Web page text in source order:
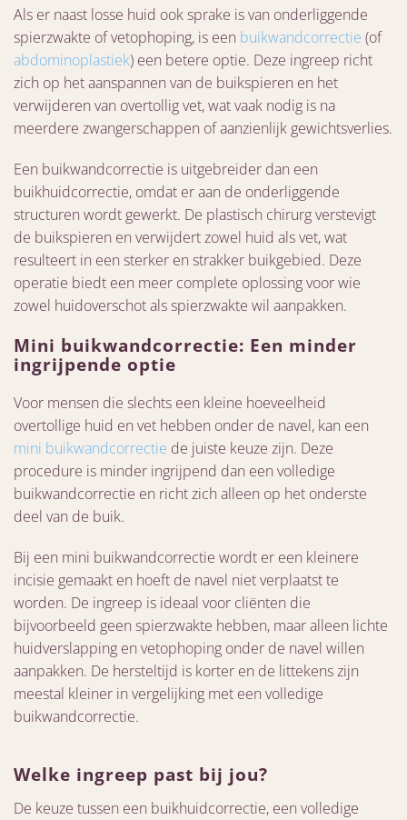
Als er naast losse huid ook sprake is van onderliggende
spierzwakte of vetophoping, is een buikwandcorrectie (of
abdominoplastiek) een betere optie. Deze ingreep richt
zich op het aanspannen van de buikspieren en het
verwijderen van overtollig vet, wat vaak nodig is na
meerdere zwangerschappen of aanzienlijk gewichtsverlies.
Een buikwandcorrectie is uitgebreider dan een
buikhuidcorrectie, omdat er aan de onderliggende
structuren wordt gewerkt. De plastisch chirurg verstevigt
de buikspieren en verwijdert zowel huid als vet, wat
resulteert in een sterker en strakker buikgebied. Deze
operatie biedt een meer complete oplossing voor wie
zowel huidoverschot als spierzwakte wil aanpakken.
Mini buikwandcorrectie: Een minder
ingrijpende optie
Voor mensen die slechts een kleine hoeveelheid
overtollige huid en vet hebben onder de navel, kan een
mini buikwandcorrectie de juiste keuze zijn. Deze
procedure is minder ingrijpend dan een volledige
buikwandcorrectie en richt zich alleen op het onderste
deel van de buik.
Bij een mini buikwandcorrectie wordt er een kleinere
incisie gemaakt en hoeft de navel niet verplaatst te
worden. De ingreep is ideaal voor cliënten die
bijvoorbeeld geen spierzwakte hebben, maar alleen lichte
huidverslapping en vetophoping onder de navel willen
aanpakken. De hersteltijd is korter en de littekens zijn
meestal kleiner in vergelijking met een volledige
buikwandcorrectie.
Welke ingreep past bij jou?
De keuze tussen een buikhuidcorrectie, een volledige